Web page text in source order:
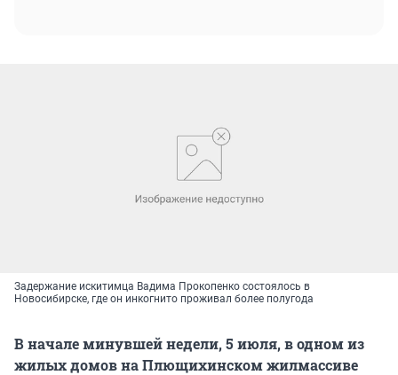
Задержание искитимца Вадима Прокопенко состоялось в
Новосибирске, где он инкогнито проживал более полугода
В начале минувшей недели, 5 июля, в одном из
жилых домов на Плющихинском жилмассиве